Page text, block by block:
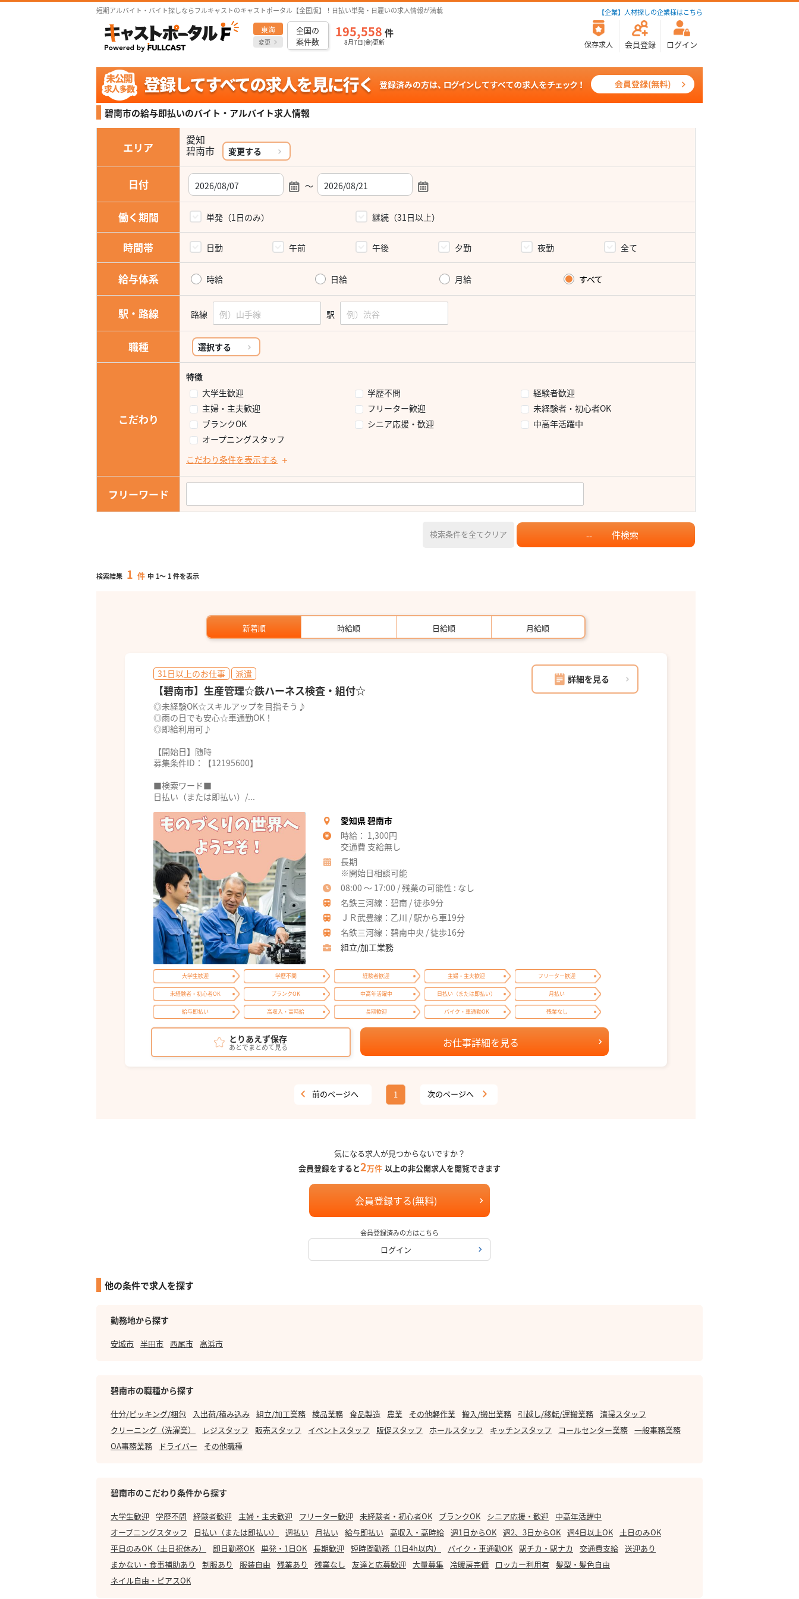
短期アルバイト・バイト探しならフルキャストのキャストポータル【全国版】！日払い単発・日雇いの求人情報が満載 【企業】人材探しの企業様はこちら
東海
変更
全国の
案件数
195,558 件
8月7日(金)更新 保存求人 会員登録 ログイン
碧南市の給与即払いのバイト・アルバイト求人情報
エリア
愛知
変更する
日付 ～
働く期間 単発（1日のみ） 継続（31日以上）
時間帯 日勤 午前 午後 夕勤 夜勤 全て
給与体系 時給 日給 月給 すべて
駅・路線 路線 駅
職種 選択する
こだわり
特徴
大学生歓迎
学歴不問
経験者歓迎
主婦・主夫歓迎
フリーター歓迎
未経験者・初心者OK
ブランクOK
シニア応援・歓迎
中高年活躍中
オープニングスタッフ
こだわり条件を表示する
フリーワード
検索条件を全てクリア -- 件検索
検索結果 1 件 中 1～ 1件を表示
新着順 時給順 日給順 月給順
31日以上のお仕事 派遣 詳細を見る
【碧南市】生産管理☆鉄ハーネス検査・組付☆
◎未経験OK☆スキルアップを目指そう♪
◎雨の日でも安心☆車通勤OK！
◎即給利用可♪
【開始日】随時
募集条件ID：【12195600】
■検索ワード■
日払い（または即払い）/...
愛知県 碧南市
時給： 1,300円
交通費 支給無し
長期
※開始日相談可能
08:00 ～ 17:00 / 残業の可能性 : なし
名鉄三河線：碧南 / 徒歩9分
ＪＲ武豊線：乙川 / 駅から車19分
名鉄三河線：碧南中央 / 徒歩16分
組立/加工業務
大学生歓迎 学歴不問 経験者歓迎 主婦・主夫歓迎 フリーター歓迎
未経験者・初心者OK ブランクOK 中高年活躍中 日払い（または即払い） 月払い
給与即払い 高収入・高時給 長期歓迎 バイク・車通勤OK 残業なし
とりあえず保存
あとでまとめて見る お仕事詳細を見る
前のページへ 1 次のページへ
気になる求人が見つからないですか？
会員登録をすると2万件 以上の非公開求人を閲覧できます
会員登録する(無料)
会員登録済みの方はこちら
ログイン
他の条件で求人を探す
勤務地から探す
安城市 半田市 西尾市 高浜市
碧南市の職種から探す
仕分/ピッキング/梱包 入出荷/積み込み 組立/加工業務 検品業務 食品製造 農業 その他軽作業 搬入/搬出業務 引越し/移転/運搬業務 清掃スタッフ
クリーニング（洗濯業）
レジスタッフ 販売スタッフ イベントスタッフ 販促スタッフ ホールスタッフ キッチンスタッフ コールセンター業務 一般事務業務
OA事務業務
ドライバー その他職種
碧南市のこだわり条件から探す
大学生歓迎 学歴不問 経験者歓迎 主婦・主夫歓迎 フリーター歓迎 未経験者・初心者OK ブランクOK シニア応援・歓迎
中高年活躍中
オープニングスタッフ
日払い（または即払い） 週払い 月払い 給与即払い 高収入・高時給 週1日からOK 週2、3日からOK 週4日以上OK
土日のみOK
平日のみOK（土日祝休み）
即日勤務OK 単発・1日OK 長期歓迎 短時間勤務（1日4h以内） バイク・車通勤OK 駅チカ・駅ナカ 交通費支給 送迎あり
まかない・食事補助あり
制服あり 服装自由 残業あり 残業なし 友達と応募歓迎 大量募集 冷暖房完備 ロッカー利用有 髪型・髪色自由
ネイル自由・ピアスOK